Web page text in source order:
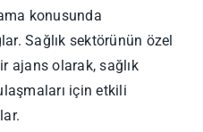
konusunda
Sağlık sektörünün özel
ajans olarak, sağlık
için etkili